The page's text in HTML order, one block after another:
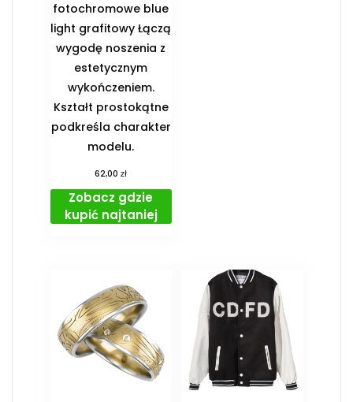
fotochromowe blue
light grafitowy Łączą
wygodę noszenia z
estetycznym
wykończeniem.
Kształt prostokątne
podkreśla charakter
modelu.
62,00zł
Zobacz gdzie
kupić najtaniej